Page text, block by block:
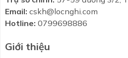
nước hiệu quả mà vẫn đảm
mạnh mẽ.
Sản phẩm đi kèm với nắp
Email: cskh@locnghi.com
Hotline: 0799698886
Giới thiệu